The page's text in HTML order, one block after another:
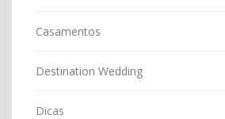
Casamentos
Destination Wedding
Dicas